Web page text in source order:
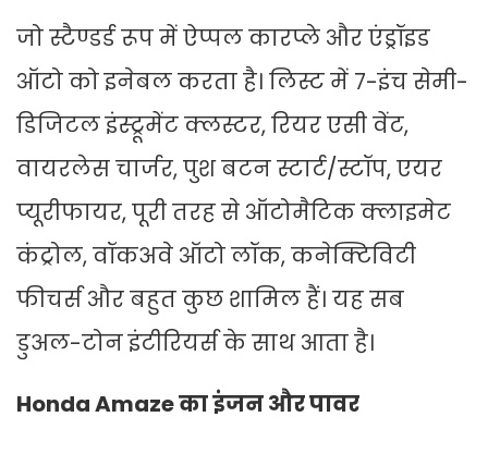
जो स्टैण्डर्ड रूप में ऐप्पल कारप्ले और एंड्रॉइड
ऑटो को इनेबल करता है। लिस्ट में 7-इंच सेमी-
डिजिटल इंस्ट्रूमेंट क्लस्टर, रियर एसी वेंट,
वायरलेस चार्जर, पुश बटन स्टार्ट/स्टॉप, एयर
प्यूरीफायर, पूरी तरह से ऑटोमैटिक क्लाइमेट
कंट्रोल, वॉकअवे ऑटो लॉक, कनेक्टिविटी
फीचर्स और बहुत कुछ शामिल हैं। यह सब
डुअल-टोन इंटीरियर्स के साथ आता है।
Honda Amaze का इंजन और पावर